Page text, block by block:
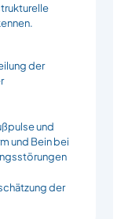
der
und
und Bein bei
der